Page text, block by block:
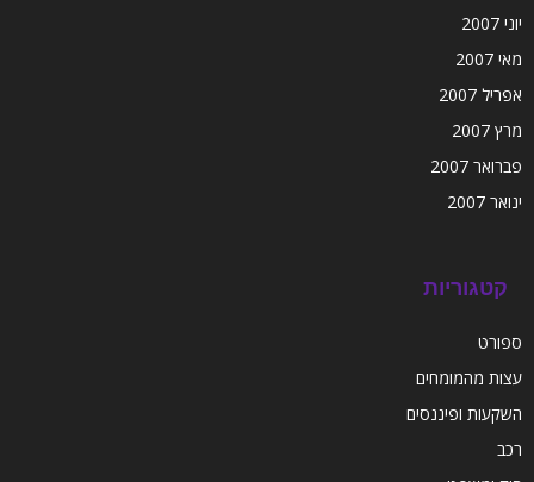
יוני 2007
מאי 2007
אפריל 2007
מרץ 2007
פברואר 2007
ינואר 2007
קטגוריות
ספורט
עצות מהמומחים
השקעות ופיננסים
רכב